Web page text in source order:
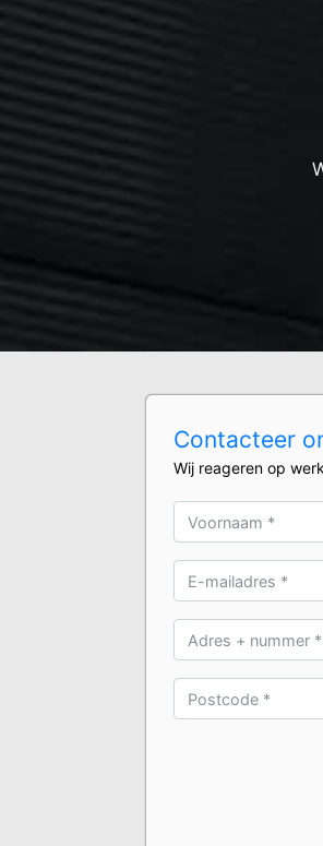
Contacteer
Wij reageren op